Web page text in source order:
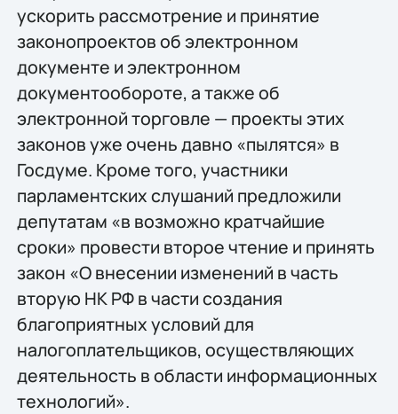
ускорить рассмотрение и принятие
законопроектов об электронном
документе и электронном
документообороте, а также об
электронной торговле — проекты этих
законов уже очень давно «пылятся» в
Госдуме. Кроме того, участники
парламентских слушаний предложили
депутатам «в возможно кратчайшие
сроки» провести второе чтение и принять
закон «О внесении изменений в часть
вторую НК РФ в части создания
благоприятных условий для
налогоплательщиков, осуществляющих
деятельность в области информационных
технологий».